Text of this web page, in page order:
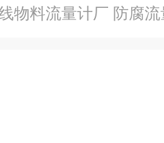
物料流量计厂 防腐流